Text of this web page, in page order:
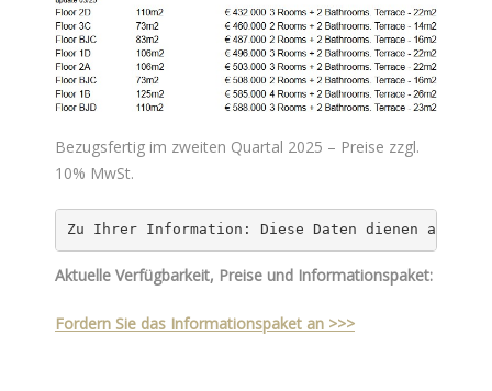
Bezugsfertig im zweiten Quartal 2025 – Preise zzgl.
10% MwSt.
Zu Ihrer Information: Diese Daten dienen
Aktuelle Verfügbarkeit, Preise und Informationspaket:
Fordern Sie das Informationspaket an >>>